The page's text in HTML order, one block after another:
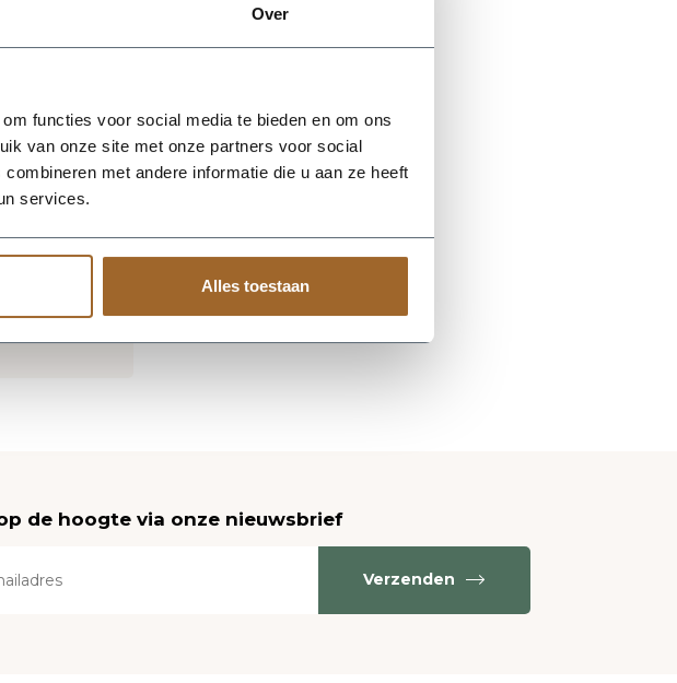
Over
functies voor social media te bieden en om ons
van onze site met onze partners voor social
met andere informatie die u aan ze heeft
services.
Alles toestaan
goed
bak
voor
de hoogte via onze nieuwsbrief
Verzenden